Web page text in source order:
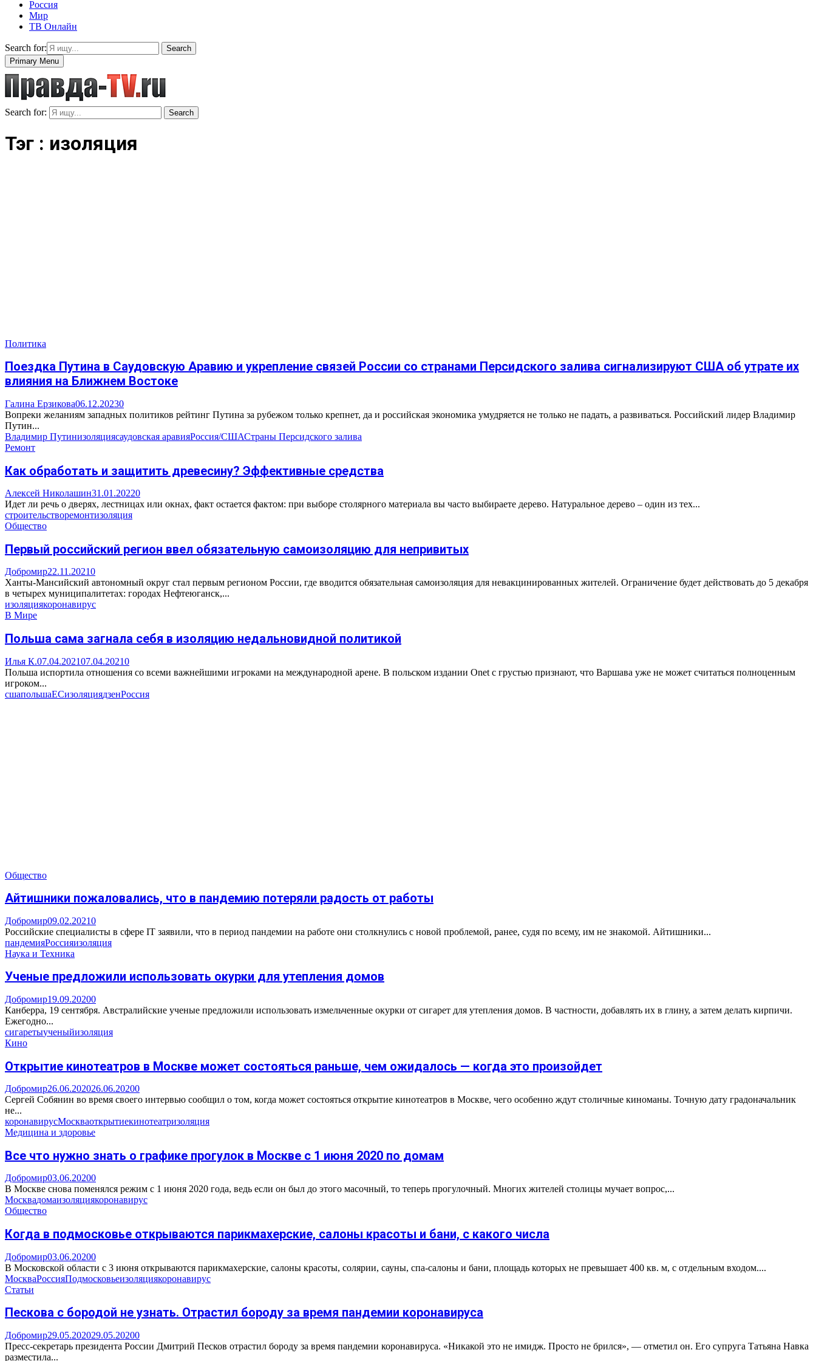
Россия
Мир
ТВ Онлайн
Search for:
Search
Primary Menu
Search for: Search
Тэг : изоляция
Политика
Поездка Путина в Саудовскую Аравию и укрепление связей России со странами Персидского залива сигнализируют США об утрате их
влияния на Ближнем Востоке
Галина Ерзикова06.12.20230
Вопреки желаниям западных политиков рейтинг Путина за рубежом только крепнет, да и российская экономика умудряется не только не падать, а развиваться. Российский лидер Владимир
Путин...
Владимир Путинизоляциясаудовская аравияРоссия/СШАСтраны Персидского залива
Ремонт
Как обработать и защитить древесину? Эффективные средства
Алексей Николашин31.01.20220
Идет ли речь о дверях, лестницах или окнах, факт остается фактом: при выборе столярного материала вы часто выбираете дерево. Натуральное дерево – один из тех...
строительстворемонтизоляция
Общество
Первый российский регион ввел обязательную самоизоляцию для непривитых
Добромир22.11.20210
Ханты-Мансийский автономный округ стал первым регионом России, где вводится обязательная самоизоляция для невакцинированных жителей. Ограничение будет действовать до 5 декабря
в четырех муниципалитетах: городах Нефтеюганск,...
изоляциякоронавирус
В Мире
Польша сама загнала себя в изоляцию недальновидной политикой
Илья К.07.04.202107.04.20210
Польша испортила отношения со всеми важнейшими игроками на международной арене. В польском издании Onet с грустью признают, что Варшава уже не может считаться полноценным
игроком...
сшапольшаЕСизоляциядзенРоссия
Общество
Айтишники пожаловались, что в пандемию потеряли радость от работы
Добромир09.02.20210
Российские специалисты в сфере IT заявили, что в период пандемии на работе они столкнулись с новой проблемой, ранее, судя по всему, им не знакомой. Айтишники...
пандемияРоссияизоляция
Наука и Техника
Ученые предложили использовать окурки для утепления домов
Добромир19.09.20200
Канберра, 19 сентября. Австралийские ученые предложили использовать измельченные окурки от сигарет для утепления домов. В частности, добавлять их в глину, а затем делать кирпичи.
Ежегодно...
сигаретыученыйизоляция
Кино
Открытие кинотеатров в Москве может состояться раньше, чем ожидалось — когда это произойдет
Добромир26.06.202026.06.20200
Сергей Собянин во время своего интервью сообщил о том, когда может состояться открытие кинотеатров в Москве, чего особенно ждут столичные киноманы. Точную дату градоначальник
не...
коронавирусМоскваоткрытиекинотеатризоляция
Медицина и здоровье
Все что нужно знать о графике прогулок в Москве с 1 июня 2020 по домам
Добромир03.06.20200
В Москве снова поменялся режим с 1 июня 2020 года, ведь если он был до этого масочный, то теперь прогулочный. Многих жителей столицы мучает вопрос,...
Москвадомаизоляциякоронавирус
Общество
Когда в подмосковье открываются парикмахерские, салоны красоты и бани, с какого числа
Добромир03.06.20200
В Московской области с 3 июня открываются парикмахерские, салоны красоты, солярии, сауны, спа-салоны и бани, площадь которых не превышает 400 кв. м, с отдельным входом....
МоскваРоссияПодмосковьеизоляциякоронавирус
Статьи
Пескова с бородой не узнать. Отрастил бороду за время пандемии коронавируса
Добромир29.05.202029.05.20200
Пресс-секретарь президента России Дмитрий Песков отрастил бороду за время пандемии коронавируса. «Никакой это не имидж. Просто не брился», — отметил он. Его супруга Татьяна Навка
разместила...